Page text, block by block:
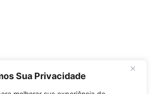
Sua Privacidade